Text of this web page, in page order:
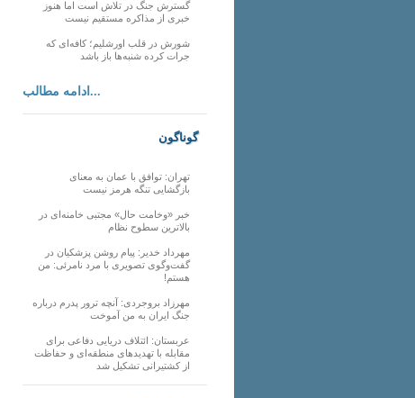
گسترش جنگ در تلاش است اما هنوز
خبری از مذاکره مستقیم نیست
شورش در قلب اورشلیم؛ کافه‌ای که
جرات کرده شنبه‌ها باز باشد
ادامه مطالب...
گوناگون
تهران: توافق با عمان به معنای
بازگشایی تنگه هرمز نیست
خبر «وخامت حال» مجتبی خامنه‌ای در
بالاترین سطوح نظام
مهرداد خدیر: پیام روشن پزشکیان در
گفت‌و‌گوی تصویری با مرد نامرئی: من
هستم!
مهرزاد بروجردی: آنچه ترور پدرم درباره
جنگ ایران به من آموخت
عربستان: ائتلاف دریایی دفاعی برای
مقابله با تهدیدهای منطقه‌ای و حفاظت
از کشتیرانی تشکیل شد